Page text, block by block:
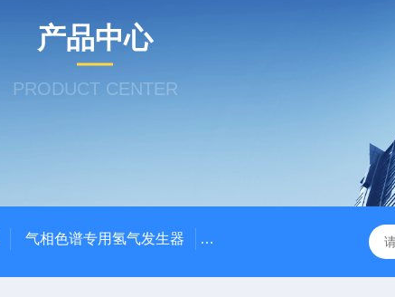
产品中心
PRODUCT CENTER
气相色谱专用氢气发生器 高纯氢气发生器